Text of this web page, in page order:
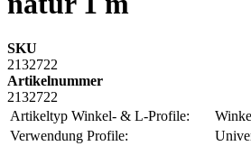
SKU
2132722
Artikelnummer
2132722
Artikeltyp Winkel- & L-Profile:
Verwendung Profile: